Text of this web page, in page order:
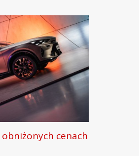
cenach